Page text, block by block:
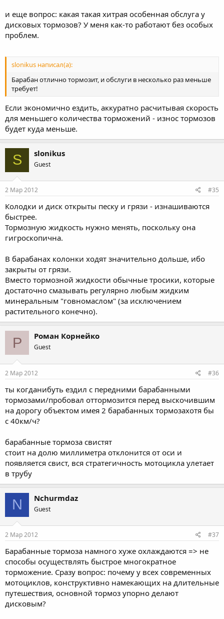
и еще вопрос: какая такая хитрая особенная обслуга у
дисковых тормозов? У меня как-то работают без особых
проблем.
slonikus написал(а):
Барабан отлично тормозит, и обслуги в несколько раз меньше
требует!
Если экономично ездить, аккуратно расчитывая скорость
для меньшего количества торможений - износ тормозов
будет куда меньше.
S slonikus
Guest
2 Мар 2012 #35
Колодки и диск открыты песку и грязи - изнашиваются
быстрее.
Тормозную жидкость нужно менять, поскольку она
гигроскопична.
В барабанах колонки ходят значительно дольше, ибо
закрыты от грязи.
Вместо тормозной жидкости обычные тросики, которые
достаточно смазывать регулярно любым жидким
минеральным "говномаслом" (за исключением
растительного конечно).
Р Роман Корнейко
Guest
2 Мар 2012 #36
ты когданибуть ездил с передними барабанными
тормозами/пробовал оттормозится перед выскочившим
на дорогу объектом имея 2 барабанных тормозахотя бы
с 40км/ч?
барабанные тормоза свистят
стоит на долю миллиметра отклонится от оси и
появляется свист, вся стратегичность мотоцикла улетает
в трубу
N Nchurmdaz
Guest
2 Мар 2012 #37
Барабанные тормоза намного хуже охлаждаются => не
способы осуществлять быстрое многократное
торможение. Сразу вопрос: почему у всех современных
мотоциклов, конструктивно намекающих на длительные
путешествия, основной тормоз упорно делают
дисковым?